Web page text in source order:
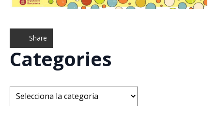
Share
Categories
Categories